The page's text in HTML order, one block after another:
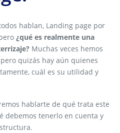
hablan, Landing page por
¿qué es realmente una
Muchas veces hemos
quizás hay aún quienes
cuál es su utilidad y
hablarte de qué trata este
debemos tenerlo en cuenta y